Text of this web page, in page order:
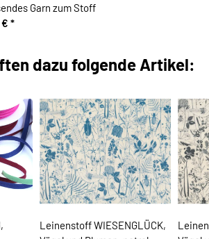
Garn zum Stoff
*
dazu folgende Artikel:
Leinenstoff WIESENGLÜCK,